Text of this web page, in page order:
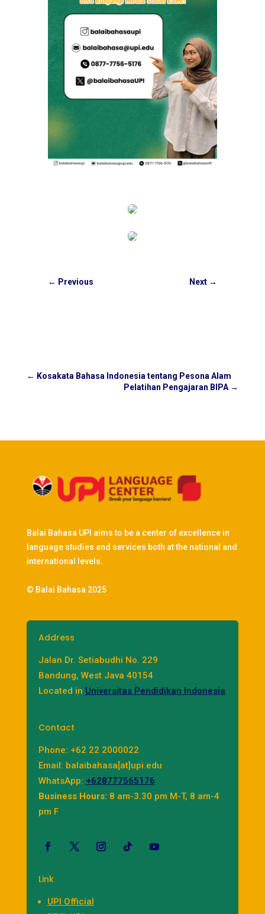
← Previous Next →
← Kosakata Bahasa Indonesia tentang Pesona Alam
Pelatihan Pengajaran BIPA →
Balai Bahasa UPI aims to be a center of excellence in
language studies and services both at the national and
international levels.
© Balai Bahasa 2025
Address
Jalan Dr. Setiabudhi No. 229
Bandung, West Java 40154
Located in Universitas Pendidikan Indonesia
Contact
Phone: +62 22 2000022
Email: balaibahasa[at]upi.edu
WhatsApp: +628777565176
Business Hours: 8 am-3.30 pm M-T, 8 am-4
pm F
Link
UPI Official